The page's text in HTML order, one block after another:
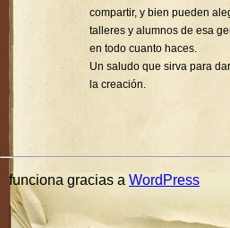
compartir, y bien pueden
talleres y alumnos de esa
en todo cuanto haces.
Un saludo que sirva para
la creación.
funciona gracias a WordPress